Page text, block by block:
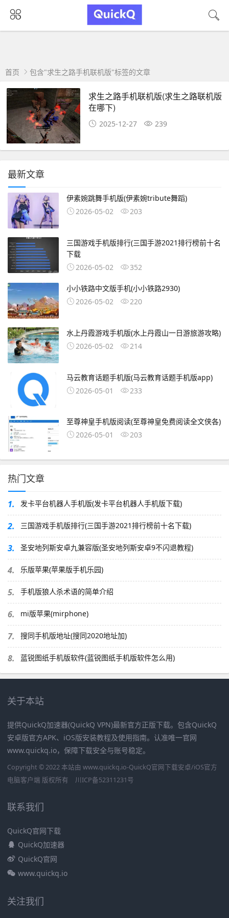
首页 包含"求生之路手机联机版"标签的文章
求生之路手机联机版(求生之路联机版
在哪下)
2025-12-27 239
最新文章
伊素婉跳舞手机版(伊素婉tribute舞蹈)
2026-05-02
203
三国游戏手机版排行(三国手游2021排行榜前十名
下载
2026-05-02
352
小小铁路中文版手机(小小铁路2930)
2026-05-02
220
水上丹霞游戏手机版(水上丹霞山一日游旅游攻略)
2026-05-02
214
马云教育话题手机版(马云教育话题手机版app)
2026-05-01
233
至尊神皇手机版阅读(至尊神皇免费阅读全文侠各)
2026-05-01
203
热门文章
1. 发卡平台机器人手机版(发卡平台机器人手机版下载)
2. 三国游戏手机版排行(三国手游2021排行榜前十名下载)
3. 圣安地列斯安卓九兼容版(圣安地列斯安卓9不闪退教程)
4. 乐版苹果(苹果版手机乐园)
5. 手机版狼人杀术语的简单介绍
6. mi版苹果(mirphone)
7. 搜同手机版地址(搜同2020地址加)
8. 蓝锐图纸手机版软件(蓝锐图纸手机版软件怎么用)
关于本站
提供QuickQ加速器(QuickQ VPN)最新官方正版下载。包含QuickQ
安卓版官方APK、iOS版安装教程及使用指南。认准唯一官网
www.quickq.io，保障下载安全与账号稳定。
Copyright © 2022 本站由 www.quickq.io-QuickQ官网下载安卓/iOS官方
电脑客户端 版权所有
川ICP备52311231号
联系我们
QuickQ官网下载
QuickQ加速器
QuickQ官网
www.quickq.io
关注我们